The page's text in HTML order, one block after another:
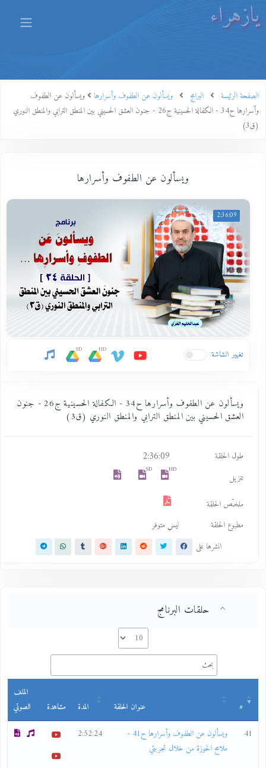
يازهراء
الصفحة الرئيسة البرامج ويسألون عن الطفوف وأسرارها
ويسألون عن الطفوف
وأسرارها ح34 - الكفالة الحسينية ج26 - جنون العشق الحسيني بين المنطق الترابي والمنطق النوري
(ق3)
ويسألون عن الطفوف وأسرارها
2:36:09
تغيير الشاشة HD
SD
ويسألون عن الطفوف وأسرارها ح34 - الكفالة الحسينية ج26 - جنون
العشق الحسيني بين المنطق الترابي والمنطق النوري (ق3)
طول الحلقة 2:36:09
تنزيل
HD
SD
ملخـّص الحلقة
مطبوع الحلقة
ليس متوفر
انشرها على
حلقات البرنامج
عنوان الحلقة المدة مشاهدة
الملف
الصوتي
41
ويسألون عن الطفوف وأسرارها ح41 -
ملامح الحوزة من خلال تجربتي
2:52:24